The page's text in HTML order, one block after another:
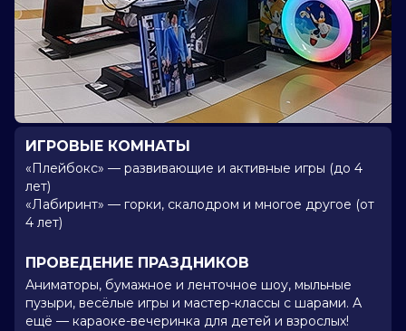
ИГРОВЫЕ КОМНАТЫ
«Плейбокс» — развивающие и активные игры (до 4
лет)
«Лабиринт» — горки, скалодром и многое другое (от
4 лет)
ПРОВЕДЕНИЕ ПРАЗДНИКОВ
Аниматоры, бумажное и ленточное шоу, мыльные
пузыри, весёлые игры и мастер-классы с шарами. А
ещё — караоке-вечеринка для детей и взрослых!